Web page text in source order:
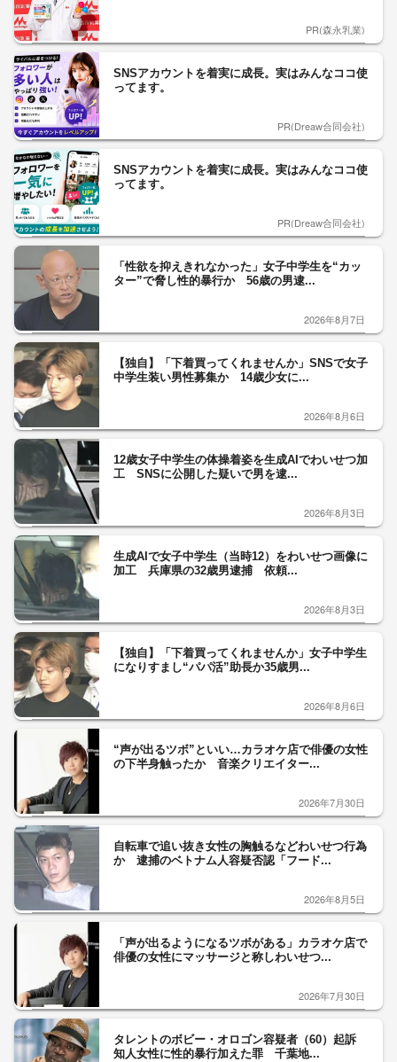
PR(森永乳業)
SNSアカウントを着実に成長。実はみんなココ使
ってます。
PR(Dreaw合同会社)
SNSアカウントを着実に成長。実はみんなココ使
ってます。
PR(Dreaw合同会社)
「性欲を抑えきれなかった」女子中学生を“カッ
ター”で脅し性的暴行か 56歳の男逮...
2026年8月7日
【独自】「下着買ってくれませんか」SNSで女子
中学生装い男性募集か 14歳少女に...
2026年8月6日
12歳女子中学生の体操着姿を生成AIでわいせつ加
工 SNSに公開した疑いで男を逮...
2026年8月3日
生成AIで女子中学生（当時12）をわいせつ画像に
加工 兵庫県の32歳男逮捕 依頼...
2026年8月3日
【独自】「下着買ってくれませんか」女子中学生
になりすまし“パパ活”助長か35歳男...
2026年8月6日
“声が出るツボ”といい…カラオケ店で俳優の女性
の下半身触ったか 音楽クリエイター...
2026年7月30日
自転車で追い抜き女性の胸触るなどわいせつ行為
か 逮捕のベトナム人容疑否認「フード...
2026年8月5日
「声が出るようになるツボがある」カラオケ店で
俳優の女性にマッサージと称しわいせつ...
2026年7月30日
タレントのボビー・オロゴン容疑者（60）起訴
知人女性に性的暴行加えた罪 千葉地...